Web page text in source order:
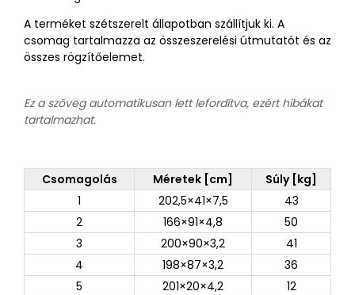
A terméket szétszerelt állapotban szállítjuk ki. A
csomag tartalmazza az összeszerelési útmutatót és az
összes rögzítőelemet.
Ez a szöveg automatikusan lett lefordítva, ezért hibákat
tartalmazhat.
Csomagolás Méretek [cm]
Súly [kg]
1
202,5×41×7,5
43
2
166×91×4,8
50
3
200×90×3,2
41
4
198×87×3,2
36
5
201×20×4,2
12